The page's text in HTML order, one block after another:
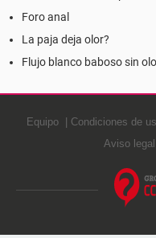
Foro anal
La paja deja olor?
Flujo blanco baboso sin
Equipo Condiciones de
Aviso legal